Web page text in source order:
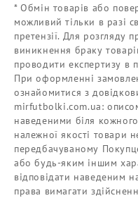
* Обмін товарів або
можливий тільки в разі
претензії. Для розгляду
виникнення браку
проводити експертизу в
При оформленні
ознайомитися з
mirfutbolki.com.ua:
наведеними біля
належної якості товари
передбачуваному
або будь-яким іншим
відповідати наведеним
права вимагати